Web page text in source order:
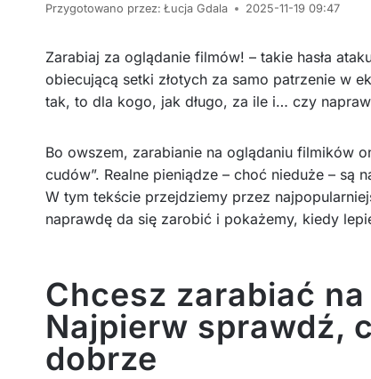
Przygotowano przez: Łucja Gdala 2025-11-19 09:47
Zarabiaj za oglądanie filmów! – takie hasła
obiecującą setki złotych za samo patrzenie w
tak, to dla kogo, jak długo, za ile i… czy
Bo owszem, zarabianie na oglądaniu filmików
cudów”. Realne pieniądze – choć nieduże –
W tym tekście przejdziemy przez
naprawdę da się zarobić i pokażemy, kiedy
Chcesz zarabiać
Najpierw sprawdź,
dobrze